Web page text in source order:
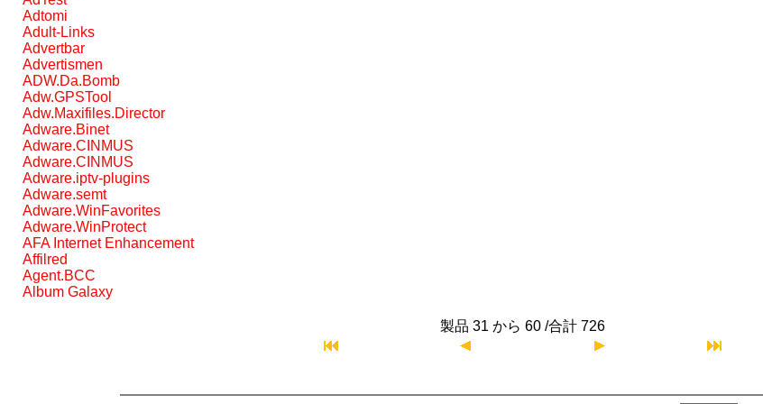
Adtomi
Adult-Links
Advertbar
Advertismen
ADW.Da.Bomb
Adw.GPSTool
Adw.Maxifiles.Director
Adware.Binet
Adware.CINMUS
Adware.CINMUS
Adware.iptv-plugins
Adware.semt
Adware.WinFavorites
Adware.WinProtect
AFA Internet Enhancement
Affilred
Agent.BCC
Album Galaxy
製品 31 から 60 /合計 726